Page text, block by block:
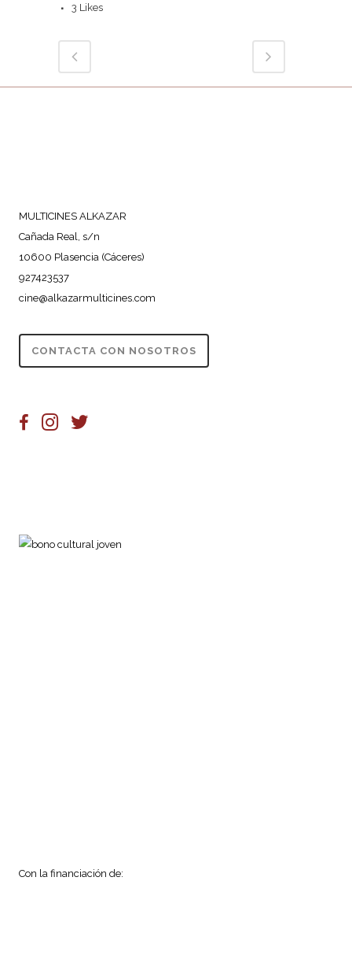
3 Likes
MULTICINES ALKAZAR
Cañada Real, s/n
10600 Plasencia (Cáceres)
927423537
cine@alkazarmulticines.com
CONTACTA CON NOSOTROS
Con la financiación de: